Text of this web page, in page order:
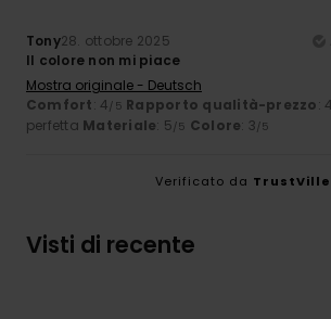
Tony28. ottobre 2025
Il colore non mi piace
Mostra originale - Deutsch
Comfort: 4/5 Rapporto qualità-prezzo: 4
perfetta Materiale: 5/5 Colore: 3/5
Verificato da TrustVille
Visti di recente